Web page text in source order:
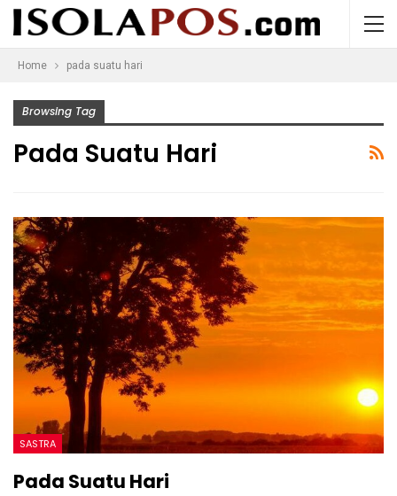
Home pada suatu hari
Browsing Tag
Pada Suatu Hari
SASTRA
Pada Suatu Hari